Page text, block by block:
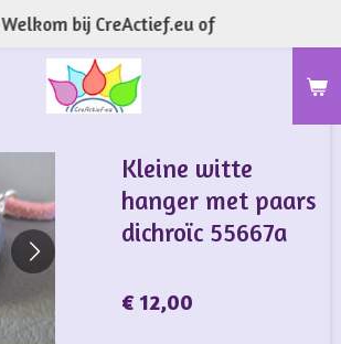
Welkom bij CreActief.eu of
Kleine witte
hanger met paars
dichroïc 55667a
€ 12,00